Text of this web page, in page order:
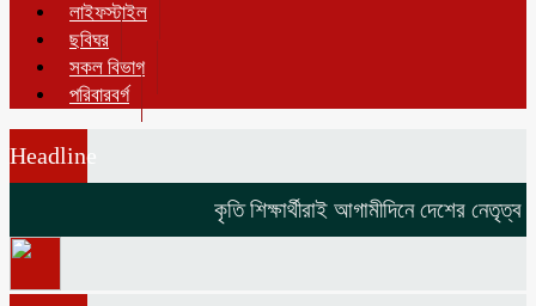
লাইফস্টাইল
ছবিঘর
সকল বিভাগ
পরিবারবর্গ
Headline
কৃতি শিক্ষার্থীরাই আগামীদিনে দেশের নেতৃত্ব